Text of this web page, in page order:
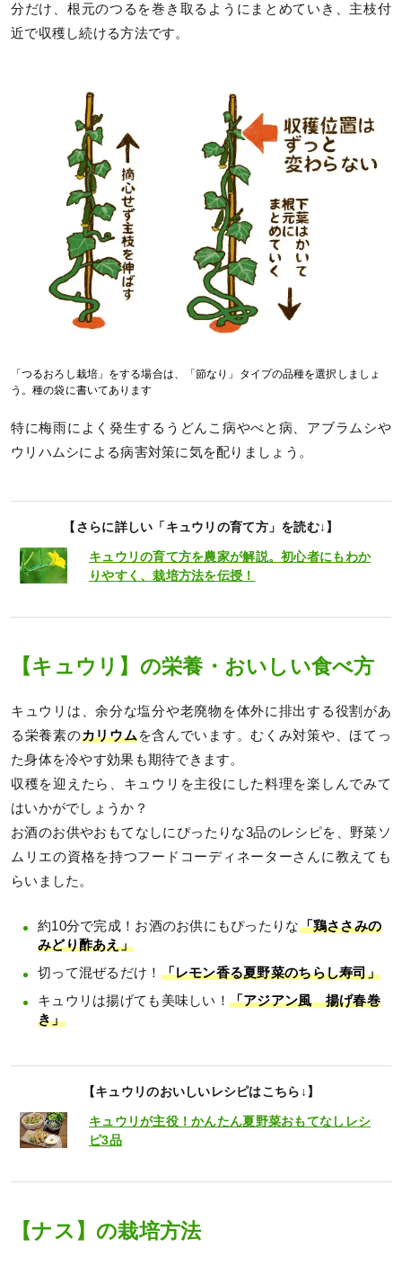
分だけ、根元のつるを巻き取るようにまとめていき、主枝付
近で収穫し続ける方法です。
「つるおろし栽培」をする場合は、「節なり」タイプの品種を選択しましょ
う。種の袋に書いてあります
特に梅雨によく発生するうどんこ病やべと病、アブラムシや
ウリハムシによる病害対策に気を配りましょう。
【さらに詳しい「キュウリの育て方」を読む↓】
キュウリの育て方を農家が解説。初心者にもわか
りやすく、栽培方法を伝授！
【キュウリ】の栄養・おいしい食べ方
キュウリは、余分な塩分や老廃物を体外に排出する役割があ
る栄養素のカリウムを含んでいます。むくみ対策や、ほてっ
た身体を冷やす効果も期待できます。
収穫を迎えたら、キュウリを主役にした料理を楽しんでみて
はいかがでしょうか？
お酒のお供やおもてなしにぴったりな3品のレシピを、野菜ソ
ムリエの資格を持つフードコーディネーターさんに教えても
らいました。
約10分で完成！お酒のお供にもぴったりな「鶏ささみの
みどり酢あえ」
切って混ぜるだけ！ 「レモン香る夏野菜のちらし寿司」
キュウリは揚げても美味しい！ 「アジアン風 揚げ春巻
き」
【キュウリのおいしいレシピはこちら↓】
キュウリが主役！かんたん夏野菜おもてなしレシ
ピ3品
【ナス】の栽培方法